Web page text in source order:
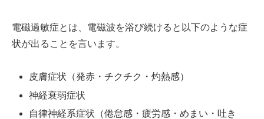
電磁過敏症とは、電磁波を浴び続けると以下のような症
状が出ることを言います。
皮膚症状（発赤・チクチク・灼熱感）
神経衰弱症状
自律神経系症状（倦怠感・疲労感・めまい・吐き